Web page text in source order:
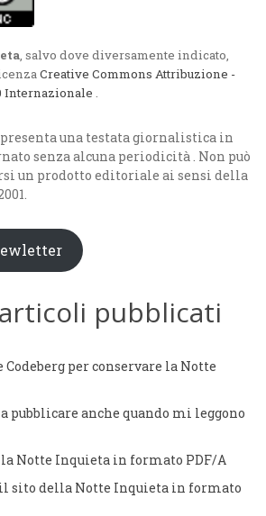
, salvo dove diversamente indicato,
Creative Commons Attribuzione -
Internazionale .
una testata giornalistica in
senza alcuna periodicità . Non può
un prodotto editoriale ai sensi della
pubblicati
Codeberg per conservare la Notte
pubblicare anche quando mi leggono
la Notte Inquieta in formato PDF/A
sito della Notte Inquieta in formato